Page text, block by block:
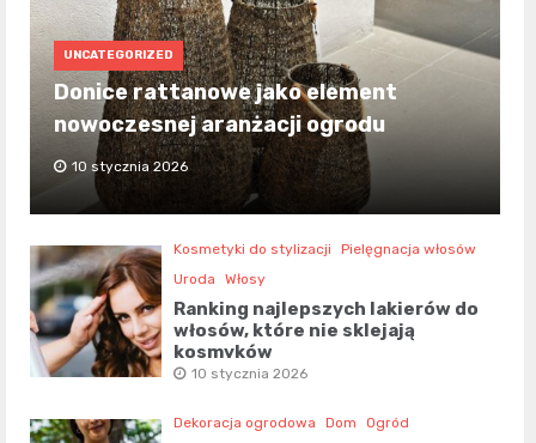
UNCATEGORIZED
Donice rattanowe jako element
nowoczesnej aranżacji ogrodu
10 stycznia 2026
Kosmetyki do stylizacji
Pielęgnacja włosów
Uroda
Włosy
Ranking najlepszych lakierów do
włosów, które nie sklejają
kosmyków
10 stycznia 2026
Dekoracja ogrodowa Dom
Ogród